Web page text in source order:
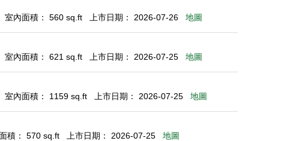
室內面積： 560 sq.ft 上市日期： 2026-07-26 地圖
室內面積： 621 sq.ft 上市日期： 2026-07-25 地圖
室內面積： 1159 sq.ft 上市日期： 2026-07-25 地圖
積： 570 sq.ft 上市日期： 2026-07-25 地圖